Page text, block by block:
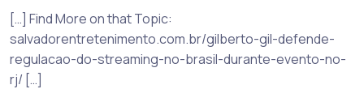
[…] Find More on that Topic:
salvadorentretenimento.com.br/gilberto-gil-defende-
regulacao-do-streaming-no-brasil-durante-evento-no-
rj/ […]